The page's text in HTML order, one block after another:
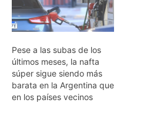
Pese a las subas de los
últimos meses, la nafta
súper sigue siendo más
barata en la Argentina que
en los países vecinos